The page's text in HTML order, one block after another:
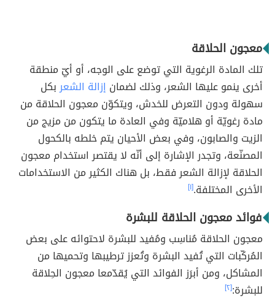
معجون الحلاقة
تلك المادة الرغوية التي توضع على الوجه، أو أيّ منطقة
أخرى ينمو عليها الشعر، وذلك لضمان إزالة الشعربكل
سهولة ودون التعرض للخدش، ويتكوّن معجون الحلاقة من
مادة رغويّة أو هلاميّة وفي العادة ما يتكون من مزيج من
الزيت والصابون، وفي بعض الأحيان يتم خلطه بالكحول
المصنّعة، وتجدر الإشارة إلى أنّه لا يقتصر استخدام معجون
الحلاقة لإزالة الشعر فقط، بل هناك الكثير من الاستخدامات
الأخرى المختلفة.[١]
فوائد معجون الحلاقة للبشرة
معجون الحلاقة مُناسِب ومُفيد للبشرة لاحتوائه على بعض
المُركّبات التي تُفيد البشرة وتُعزز ترطيبها وتحميها من
المشاكل، ومن أبرَز الفوائد التي يُقدّمعا معجون الحِلاقة
للبشرة:[٢]